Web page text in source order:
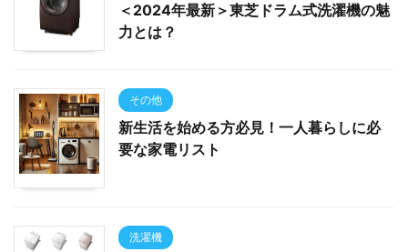
＜2024年最新＞東芝ドラム式洗濯機の魅
力とは？
その他
新生活を始める方必見！一人暮らしに必
要な家電リスト
洗濯機